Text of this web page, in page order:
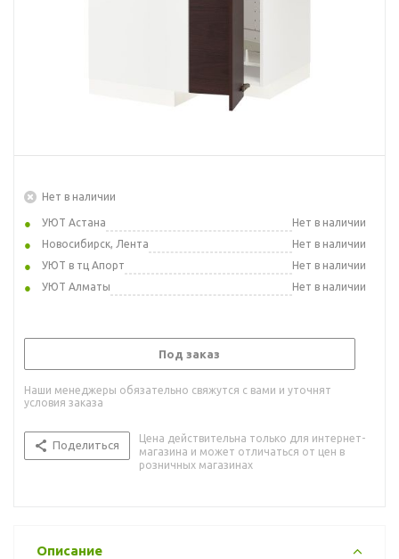
Нет в наличии
УЮТ Астана
Нет в наличии
Новосибирск, Лента
Нет в наличии
УЮТ в тц Апорт
Нет в наличии
УЮТ Алматы
Нет в наличии
Под заказ
Наши менеджеры обязательно свяжутся с вами и уточнят
условия заказа
Поделиться
Цена действительна только для интернет-
магазина и может отличаться от цен в
розничных магазинах
Описание